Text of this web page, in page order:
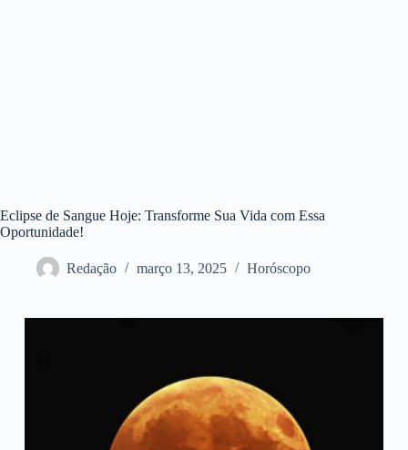
Eclipse de Sangue Hoje: Transforme Sua Vida com Essa
Oportunidade!
Redação março 13, 2025 Horóscopo